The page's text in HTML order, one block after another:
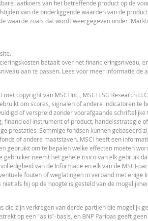
4,75
4,75
weer. De calculator gaat uit van
euro noteert, kunnen worden beïnvloed door
van futures wordt ook in de calculator buiten
Turbo's op de stop loss reset datum, bij
futures wordt ook in de calculator buiten
op geen enkele wijze een fiduciaire
vertrouwen voor beleggingsadvies of
biedt geen garanties met betrekking tot de
die op enigerlei wijze voortvloeit uit het gebruik
door de calculator zijn indicatief en
bestemd voor gebruik door de bedoelde
van BNP Paribas. Meer informatie is op
laatkoers van het betreffende product op de
van de onderliggende waarden van de
waarde zoals dat wordt weergegeven onder
betaalt over het financieringsniveau,
aan te passen. Lees voor meer informatie de
copyright van MSCI Inc., MSCI ESG Research
om scores, signalen of andere indicatoren te
of verspreid zonder voorafgaande schriftelijke
financieel instrument of product, handelsstrategie
prestaties. Sommige fondsen kunnen gebaseerd
of andere maatstaven. MSCI heeft een
gebruikt om te bepalen welke effecten moeten
neemt het gehele risico van elk gebruik
van de Informatie en elk van de MSCI-
fouten of weglatingen in verband met enige
als hij op de hoogte is gesteld van de
die zijn verkregen van derde partijen die mogelijk
op een "as is"-basis, en BNP Paribas geeft geen